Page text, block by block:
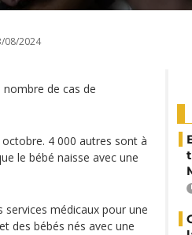
08/2024
de cas de
4 000 autres sont à
le bébé naisse avec une
médicaux pour une
des bébés nés avec une